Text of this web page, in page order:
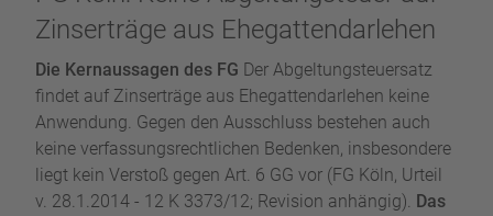
Zinserträge aus Ehegattendarlehen
Die Kernaussagen des FG Der Abgeltungsteuersatz
findet auf Zinserträge aus Ehegattendarlehen keine
Anwendung. Gegen den Ausschluss bestehen auch
keine verfassungsrechtlichen Bedenken, insbesondere
liegt kein Verstoß gegen Art. 6 GG vor (FG Köln, Urteil
v. 28.1.2014 - 12 K 3373/12; Revision anhängig). Das